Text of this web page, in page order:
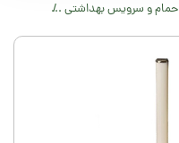
حمام و سرویس بهداشتی